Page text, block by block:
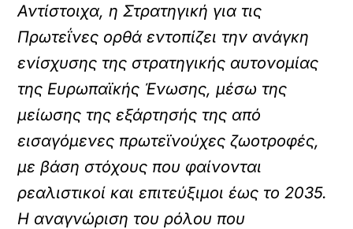
Αντίστοιχα, η Στρατηγική για τις
Πρωτεΐνες ορθά εντοπίζει την ανάγκη
ενίσχυσης της στρατηγικής αυτονομίας
της Ευρωπαϊκής Ένωσης, μέσω της
μείωσης της εξάρτησής της από
εισαγόμενες πρωτεϊνούχες ζωοτροφές,
με βάση στόχους που φαίνονται
ρεαλιστικοί και επιτεύξιμοι έως το 2035.
Η αναγνώριση του ρόλου που